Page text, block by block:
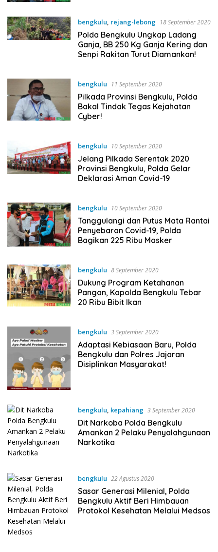
bengkulu, rejang-lebong 18 September 2020
Polda Bengkulu Ungkap Ladang
Ganja, BB 250 Kg Ganja Kering dan
Senpi Rakitan Turut Diamankan!
bengkulu 11 September 2020
Pilkada Provinsi Bengkulu, Polda
Bakal Tindak Tegas Kejahatan
Cyber!
bengkulu 10 September 2020
Jelang Pilkada Serentak 2020
Provinsi Bengkulu, Polda Gelar
Deklarasi Aman Covid-19
bengkulu 10 September 2020
Tanggulangi dan Putus Mata Rantai
Penyebaran Covid-19, Polda
Bagikan 225 Ribu Masker
bengkulu 8 September 2020
Dukung Program Ketahanan
Pangan, Kapolda Bengkulu Tebar
20 Ribu Bibit Ikan
bengkulu 3 September 2020
Adaptasi Kebiasaan Baru, Polda
Bengkulu dan Polres Jajaran
Disiplinkan Masyarakat!
bengkulu, kepahiang 3 September 2020
Dit Narkoba Polda Bengkulu
Amankan 2 Pelaku Penyalahgunaan
Narkotika
bengkulu 22 Agustus 2020
Sasar Generasi Milenial, Polda
Bengkulu Aktif Beri Himbauan
Protokol Kesehatan Melalui Medsos